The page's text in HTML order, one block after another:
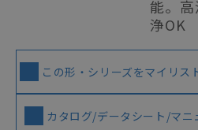
能。
浄OK
この形・シリーズをマイリス
カタログ/データシート/マニ